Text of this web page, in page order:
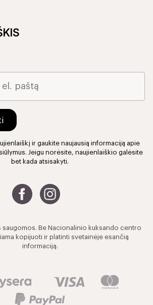
ir gaukite naujausią informaciją apie
Jeigu norėsite, naujienlaiškio galėsite
bet kada atsisakyti.
Be Nacionalinio kuksando centro
kopijuoti ir platinti svetainėje esančią
informaciją.